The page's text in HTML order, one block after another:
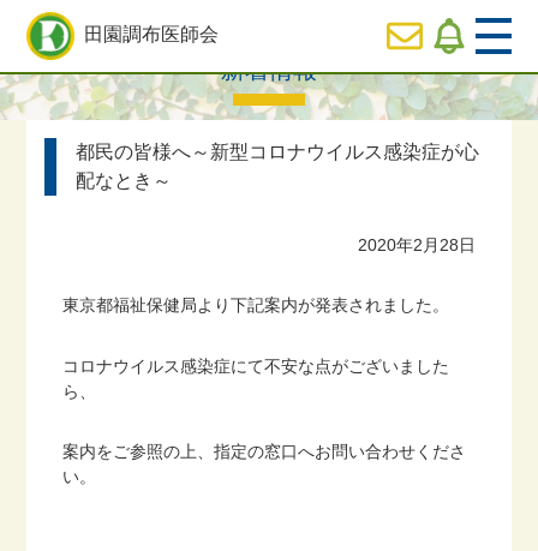
田園調布医師会
  HOME
  医師会の事業内容紹介
HOME> 新着情報 > 都民の皆様へ～新型コロナウイルス感染症が心配なとき～
新着情報
都民の皆様へ～新型コロナウイルス感染症が心
配なとき～
2020年2月28日
東京都福祉保健局より下記案内が発表されました。
コロナウイルス感染症にて不安な点がございました
ら、
案内をご参照の上、指定の窓口へお問い合わせくださ
い。